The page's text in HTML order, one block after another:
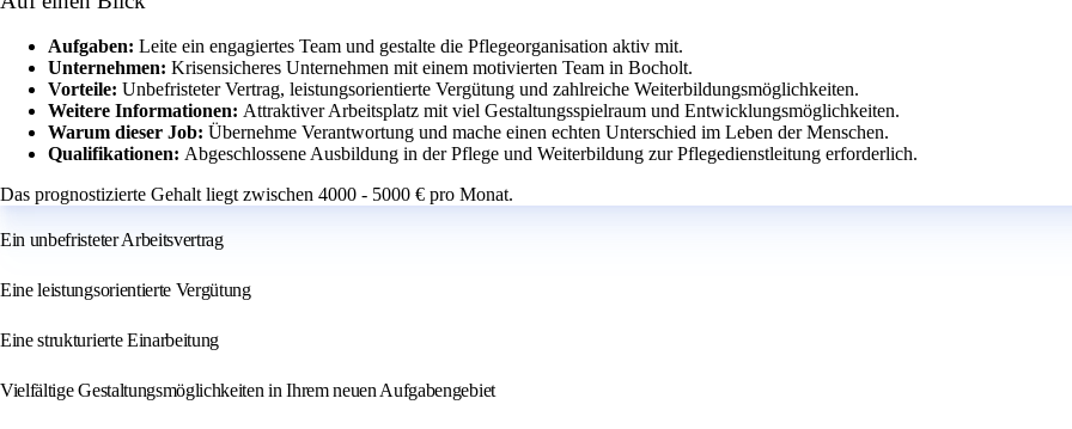
Aufgaben: Leite ein engagiertes Team und gestalte die Pflegeorganisation aktiv mit.
Unternehmen: Krisensicheres Unternehmen mit einem motivierten Team in Bocholt.
Vorteile: Unbefristeter Vertrag, leistungsorientierte Vergütung und zahlreiche Weiterbildungsmöglichkeiten.
Weitere Informationen: Attraktiver Arbeitsplatz mit viel Gestaltungsspielraum und Entwicklungsmöglichkeiten.
Warum dieser Job: Übernehme Verantwortung und mache einen echten Unterschied im Leben der Menschen.
Qualifikationen: Abgeschlossene Ausbildung in der Pflege und Weiterbildung zur Pflegedienstleitung erforderlich.
Das prognostizierte Gehalt liegt zwischen 4000 - 5000 € pro Monat.
Ein unbefristeter Arbeitsvertrag
Eine leistungsorientierte Vergütung
Eine strukturierte Einarbeitung
Vielfältige Gestaltungsmöglichkeiten in Ihrem neuen Aufgabengebiet